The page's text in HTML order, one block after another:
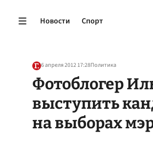
Новости Спорт
6 апреля 2012 17:28Политика
Фотоблогер
выступить
на выборах